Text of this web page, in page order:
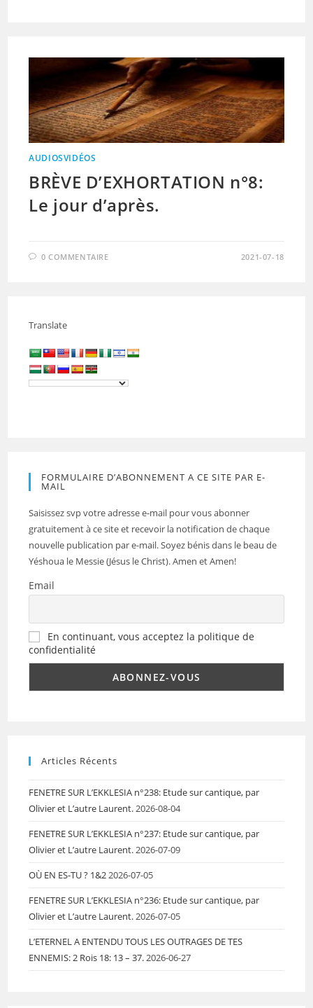
AUDIOSVIDÉOS
BRÈVE D’EXHORTATION n°8:
Le jour d’après.
0 COMMENTAIRE 2021-07-18
Translate
FORMULAIRE D’ABONNEMENT A CE SITE PAR E-
MAIL
Saisissez svp votre adresse e-mail pour vous abonner
gratuitement à ce site et recevoir la notification de chaque
nouvelle publication par e-mail. Soyez bénis dans le beau de
Yéshoua le Messie (Jésus le Christ). Amen et Amen!
Email
En continuant, vous acceptez la politique de
confidentialité
Articles Récents
FENETRE SUR L’EKKLESIA n°238: Etude sur cantique, par
Olivier et L’autre Laurent.2026-08-04
FENETRE SUR L’EKKLESIA n°237: Etude sur cantique, par
Olivier et L’autre Laurent.2026-07-09
OÙ EN ES-TU ? 1&22026-07-05
FENETRE SUR L’EKKLESIA n°236: Etude sur cantique, par
Olivier et L’autre Laurent.2026-07-05
L’ETERNEL A ENTENDU TOUS LES OUTRAGES DE TES
ENNEMIS: 2 Rois 18: 13 – 37.2026-06-27